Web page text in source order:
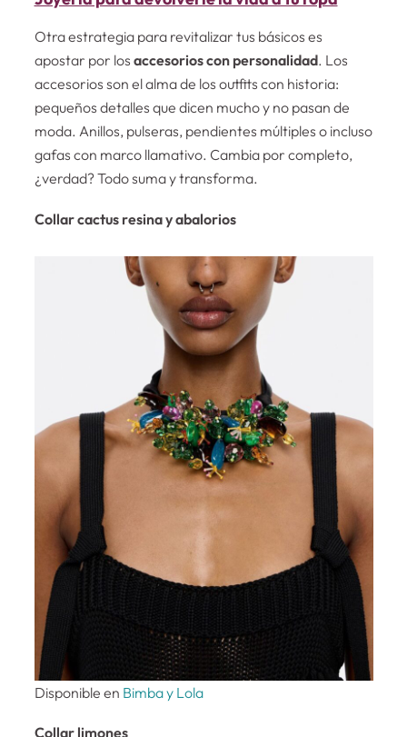
Otra estrategia para revitalizar tus básicos es
apostar por los accesorios con personalidad. Los
accesorios son el alma de los outfits con historia:
pequeños detalles que dicen mucho y no pasan de
moda. Anillos, pulseras, pendientes múltiples o incluso
gafas con marco llamativo. Cambia por completo,
¿verdad? Todo suma y transforma.
Collar cactus resina y abalorios
Disponible en Bimba y Lola
Collar limones